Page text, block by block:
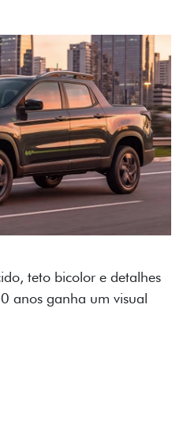
e nas laterais
dessa edição para lá de